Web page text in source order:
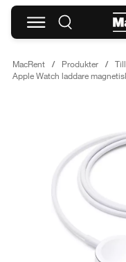
MacRent Produkter
Apple Watch laddare